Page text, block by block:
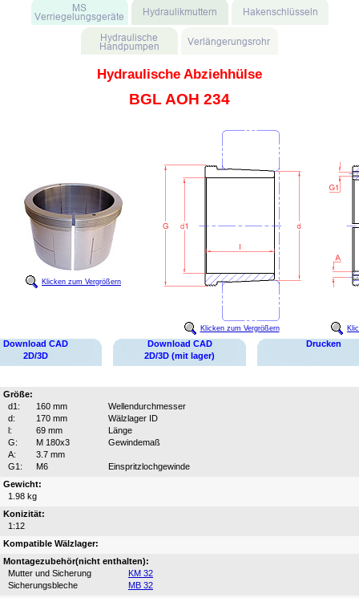
Hydraulische Abziehhülse
BGL AOH 234
Klicken zum Vergrößern
Klicken zum Vergrößern
Download CAD
2D/3D
Download CAD
2D/3D (mit lager)
Drucken
Größe:
d1:
160 mm
Wellendurchmesser
d:
170 mm
Wälzlager ID
l:
69 mm
Länge
G:
M 180x3
Gewindemaß
A:
3.7 mm
G1:
M6
Einspritzlochgewinde
Gewicht:
1.98 kg
Konizität:
1:12
Kompatible Wälzlager:
Montagezubehör(nicht enthalten):
Mutter und Sicherung
KM 32
Sicherungsbleche
MB 32